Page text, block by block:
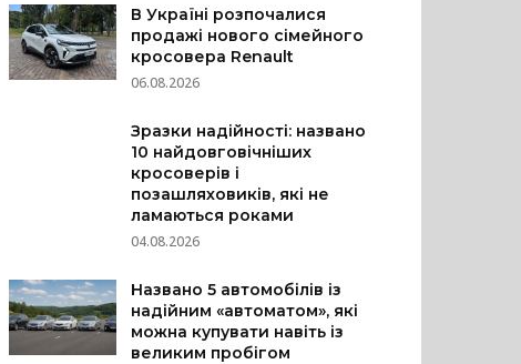
В Україні розпочалися
продажі нового сімейного
кросовера Renault
06.08.2026
Зразки надійності: названо
10 найдовговічніших
кросоверів і
позашляховиків, які не
ламаються роками
04.08.2026
Названо 5 автомобілів із
надійним «автоматом», які
можна купувати навіть із
великим пробігом